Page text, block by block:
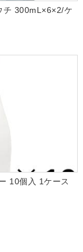
10個入 1ケース
チ 300mL×6×2/ケ